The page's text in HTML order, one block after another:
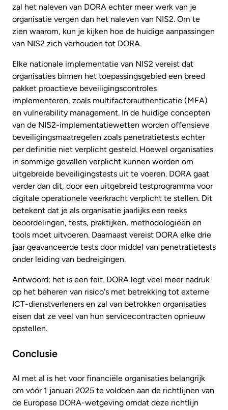
zal het naleven van DORA echter meer werk van je
organisatie vergen dan het naleven van NIS2. Om te
zien waarom, kun je kijken hoe de huidige aanpassingen
van NIS2 zich verhouden tot DORA.
Elke nationale implementatie van NIS2 vereist dat
organisaties binnen het toepassingsgebied een breed
pakket proactieve beveiligingscontroles
implementeren, zoals multifactorauthenticatie (MFA)
en vulnerability management. In de huidige concepten
van de NIS2-implementatiewetten worden offensieve
beveiligingsmaatregelen zoals penetratietests echter
per definitie niet verplicht gesteld. Hoewel organisaties
in sommige gevallen verplicht kunnen worden om
uitgebreide beveiligingstests uit te voeren. DORA gaat
verder dan dit, door een uitgebreid testprogramma voor
digitale operationele veerkracht verplicht te stellen. Dit
betekent dat je als organisatie jaarlijks een reeks
beoordelingen, tests, praktijken, methodologieën en
tools moet uitvoeren. Daarnaast vereist DORA elke drie
jaar geavanceerde tests door middel van penetratietests
onder leiding van bedreigingen.
Antwoord: het is een feit. DORA legt veel meer nadruk
op het beheren van risico's met betrekking tot externe
ICT-dienstverleners en zal van betrokken organisaties
eisen dat ze veel van hun servicecontracten opnieuw
opstellen.
Conclusie
Al met al is het voor financiële organisaties belangrijk
om vóór 1 januari 2025 te voldoen aan de richtlijnen van
de Europese DORA-wetgeving omdat deze richtlijn